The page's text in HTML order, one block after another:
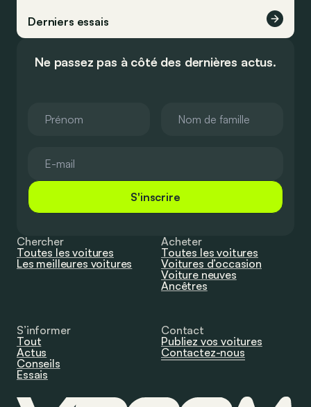
Derniers essais
Ne passez pas à côté des dernières actus.
S'inscrire
Chercher
Toutes les voitures
Les meilleures voitures
Acheter
Toutes les voitures
Voitures d’occasion
Voiture neuves
Ancêtres
S’informer
Tout
Actus
Conseils
Essais
Contact
Publiez vos voitures
Contactez-nous